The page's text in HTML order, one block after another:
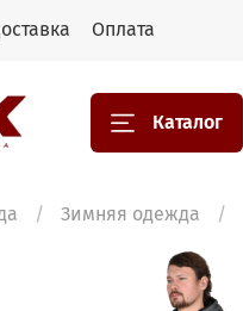
Оплата
Каталог
Зимняя одежда